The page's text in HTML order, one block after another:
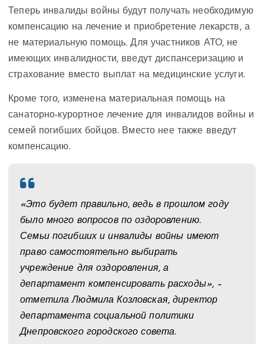
Теперь инвалиды войны будут получать необходимую
компенсацию на лечение и приобретение лекарств, а
не материальную помощь. Для участников АТО, не
имеющих инвалидности, введут диспансеризацию и
страхование вместо выплат на медицинские услуги.
Кроме того, изменена материальная помощь на
санаторно-курортное лечение для инвалидов войны и
семей погибших бойцов. Вместо нее также введут
компенсацию.
«Это будет правильно, ведь в прошлом году
было много вопросов по оздоровлению.
Семьи погибших и инвалиды войны имеют
право самостоятельно выбирать
учреждение для оздоровления, а
департамент компенсировать расходы», –
отметила Людмила Козловская, директор
департамента социальной политики
Днепровского городского совета.